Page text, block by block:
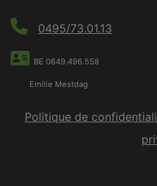
0495/73.01.13
BE 0649.496.558
Emilie Mestdag
Politique de